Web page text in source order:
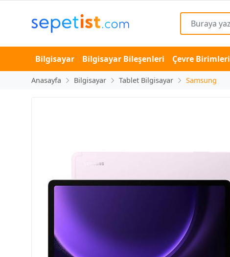
Bilgisayar Bilgisayar Bileşenleri Çevre Birimleri
Anasayfa Bilgisayar Tablet Bilgisayar Samsung